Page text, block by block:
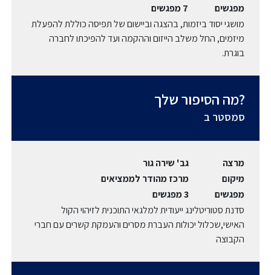
מפגשים
7 מפגשים
מושגי יסוד ביזמות, בהצגה וביישום של תפיסה כוללת להפעלת
מיזמים, החל משלב הייזום וההקמה ועד להפיכתו לחברה
בוגרת.
?מה הסיפור שלך
סמסטר ב
מרצה
גב' שירה גור
מיקום
מרכז מהודר לממציאים
מפגשים
3 מפגשים
סדנת סטוריטלינג ייעודית למלגאי התוכנית לזיהוי הקול
האישי,שכלול יכולות העברת מסרים והעמקת קשרים עם חברי
הקבוצה